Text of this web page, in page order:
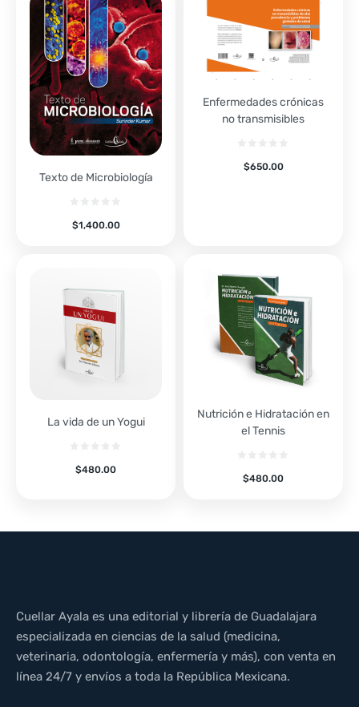
Texto de Microbiología
$1,400.00
Enfermedades crónicas
no transmisibles
$650.00
La vida de un Yogui
$480.00
Nutrición e Hidratación en
el Tennis
$480.00
Cuellar Ayala es una editorial y librería de Guadalajara
especializada en ciencias de la salud (medicina,
veterinaria, odontología, enfermería y más), con venta en
línea 24/7 y envíos a toda la República Mexicana.